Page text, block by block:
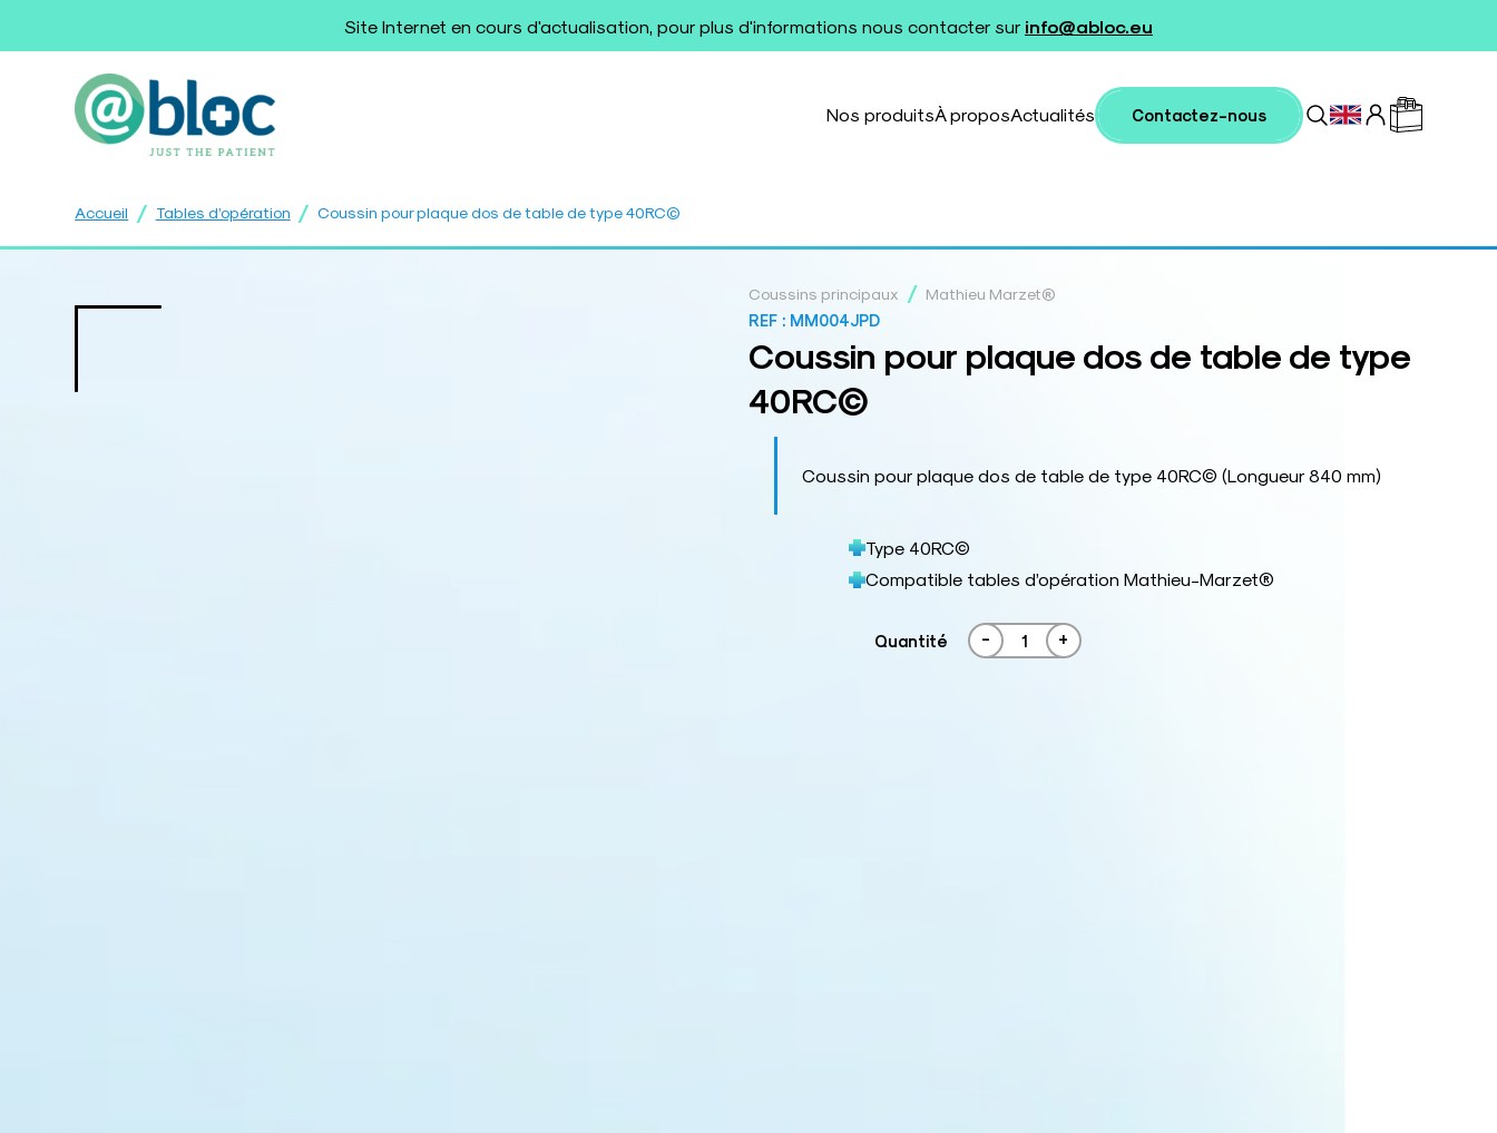
Site Internet en cours d'actualisation, pour plus d'informations nous contacter sur info@abloc.eu
Nos produitsÀ proposActualités Contactez-nous
Accueil / Tables d’opération / Coussin pour plaque dos de table de type 40RC©
Coussins principaux / Mathieu Marzet®
REF : MM004JPD
Coussin pour plaque dos de table de type
40RC©
Coussin pour plaque dos de table de type 40RC© (Longueur 840 mm)
Type 40RC©
Compatible tables d’opération Mathieu-Marzet®
Quantité - +